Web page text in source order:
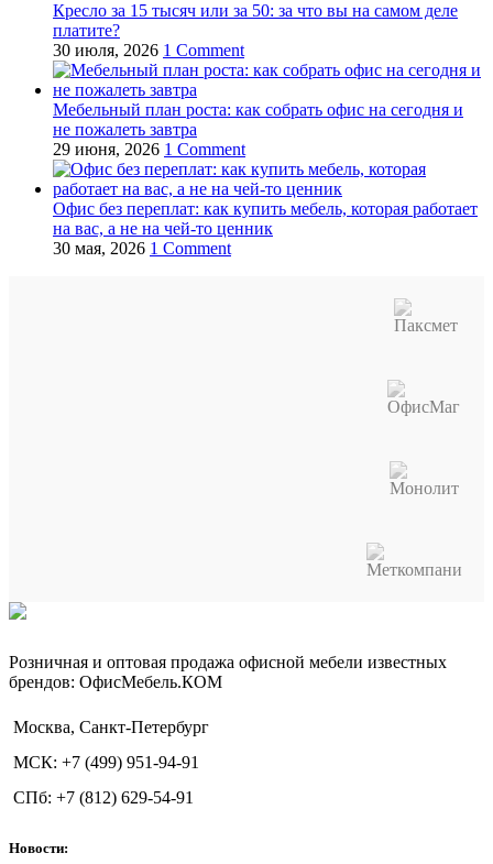
Кресло за 15 тысяч или за 50: за что вы на самом деле
платите?
30 июля, 2026 1 Comment
Мебельный план роста: как собрать офис на сегодня и
не пожалеть завтра
29 июня, 2026 1 Comment
Офис без переплат: как купить мебель, которая работает
на вас, а не на чей‑то ценник
30 мая, 2026 1 Comment
Розничная и оптовая продажа офисной мебели известных
брендов: ОфисМебель.КОМ
Москва, Санкт-Петербург
МСК: +7 (499) 951-94-91
СПб: +7 (812) 629-54-91
Новости: